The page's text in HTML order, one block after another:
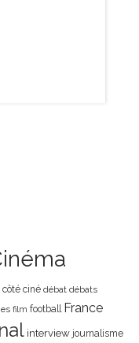
côté ciné débat débats
film football France
interview journalisme